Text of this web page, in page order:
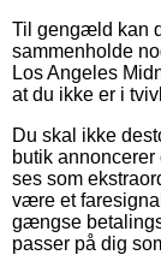
Til gengæld kan
sammenholde
Los Angeles
at du ikke er i
Du skal ikke
butik
ses som
være et
gængse
passer på dig